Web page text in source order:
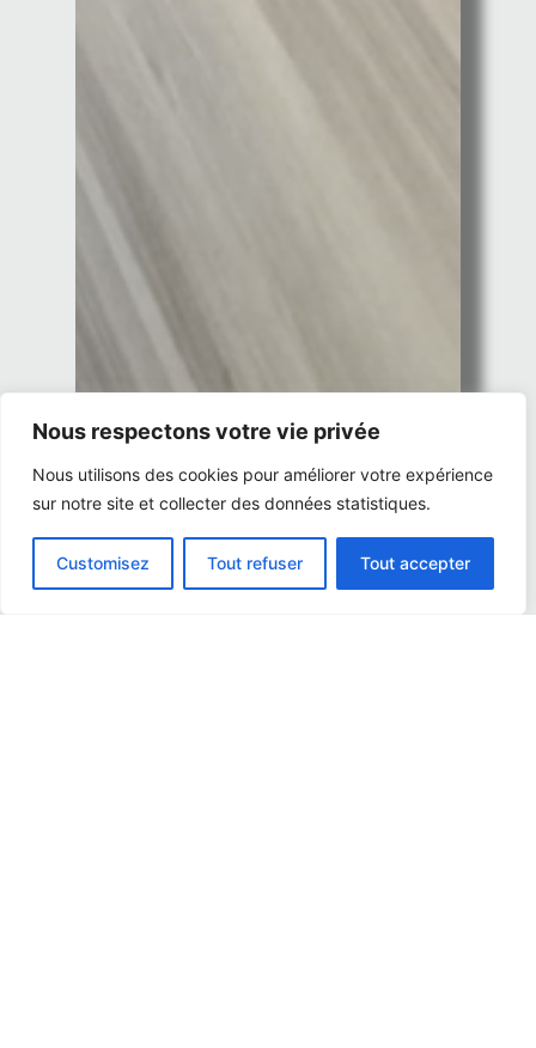
Nous respectons votre vie privée
Nous utilisons des cookies pour améliorer votre expérience
sur notre site et collecter des données statistiques.
Customisez Tout refuser Tout accepter